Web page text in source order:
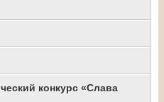
конкурс «Слава